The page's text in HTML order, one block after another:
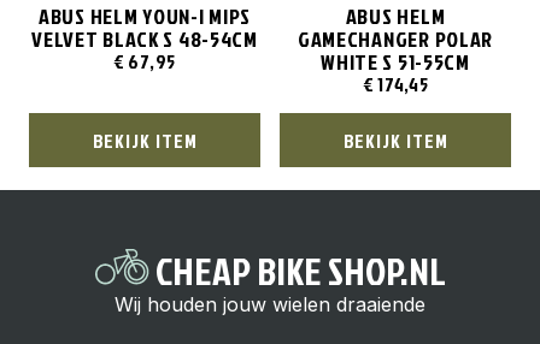
ABUS HELM YOUN-I MIPS
VELVET BLACK S 48-54CM
€ 67,95
BEKIJK ITEM
ABUS HELM
GAMECHANGER POLAR
WHITE S 51-55CM
€174,45
BEKIJK ITEM
CHEAP BIKE SHOP.NL
Wij houden jouw wielen draaiende